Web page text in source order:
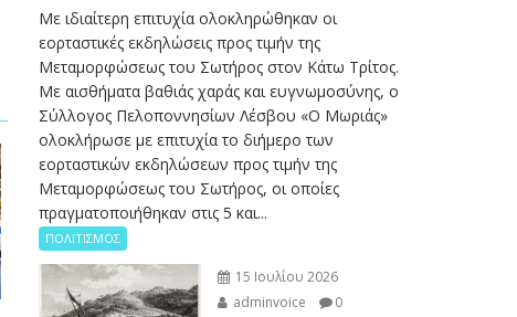
Με ιδιαίτερη επιτυχία ολοκληρώθηκαν οι
εορταστικές εκδηλώσεις προς τιμήν της
Μεταμορφώσεως του Σωτήρος στον Κάτω Τρίτος.
Με αισθήματα βαθιάς χαράς και ευγνωμοσύνης, ο
Σύλλογος Πελοποννησίων Λέσβου «Ο Μωριάς»
ολοκλήρωσε με επιτυχία το διήμερο των
εορταστικών εκδηλώσεων προς τιμήν της
Μεταμορφώσεως του Σωτήρος, οι οποίες
πραγματοποιήθηκαν στις 5 και...
ΠΟΛΙΤΙΣΜΟΣ
15 Ιουλίου 2026
adminvoice
0